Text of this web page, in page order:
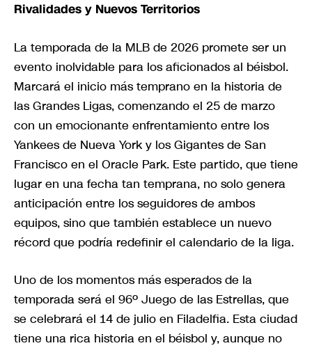
Rivalidades y Nuevos Territorios
La temporada de la MLB de 2026 promete ser un
evento inolvidable para los aficionados al béisbol.
Marcará el inicio más temprano en la historia de
las Grandes Ligas, comenzando el 25 de marzo
con un emocionante enfrentamiento entre los
Yankees de Nueva York y los Gigantes de San
Francisco en el Oracle Park. Este partido, que tiene
lugar en una fecha tan temprana, no solo genera
anticipación entre los seguidores de ambos
equipos, sino que también establece un nuevo
récord que podría redefinir el calendario de la liga.
Uno de los momentos más esperados de la
temporada será el 96º Juego de las Estrellas, que
se celebrará el 14 de julio en Filadelfia. Esta ciudad
tiene una rica historia en el béisbol y, aunque no